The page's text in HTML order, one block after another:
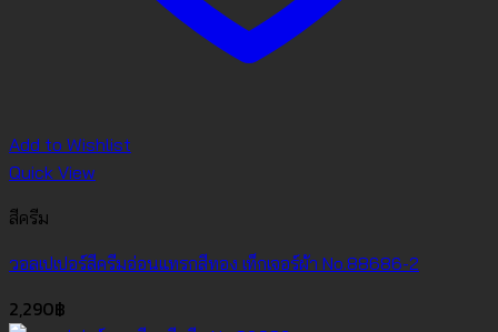
Add to Wishlist
Quick View
สีครีม
วอลเปเปอร์สีครีมอ่อนแทรกสีทอง เท็กเจอร์ผ้า No.88686-2
2,290฿